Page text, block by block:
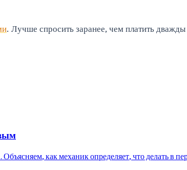
. Лучше спросить заранее, чем платить
как механик определяет, что делать в